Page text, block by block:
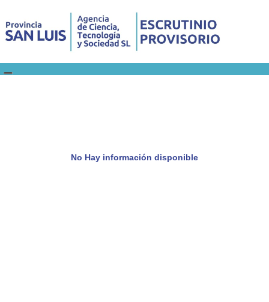
No Hay información disponible